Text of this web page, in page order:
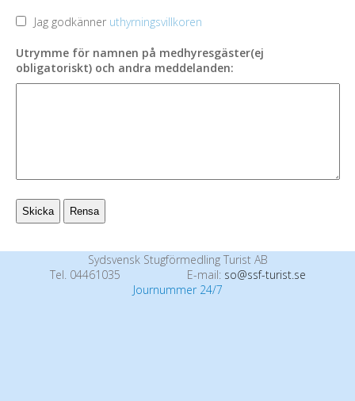
Jag godkänner uthyrningsvillkoren
Utrymme för namnen på medhyresgäster(ej
obligatoriskt) och andra meddelanden:
Sydsvensk Stugförmedling Turist AB
Tel. 04461035
E-mail: so@ssf-turist.se
Journummer 24/7